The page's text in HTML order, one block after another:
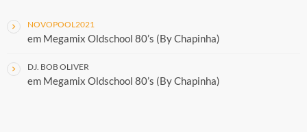
NOVOPOOL2021
em Megamix Oldschool 80’s (By Chapinha)
DJ. BOB OLIVER
em Megamix Oldschool 80’s (By Chapinha)